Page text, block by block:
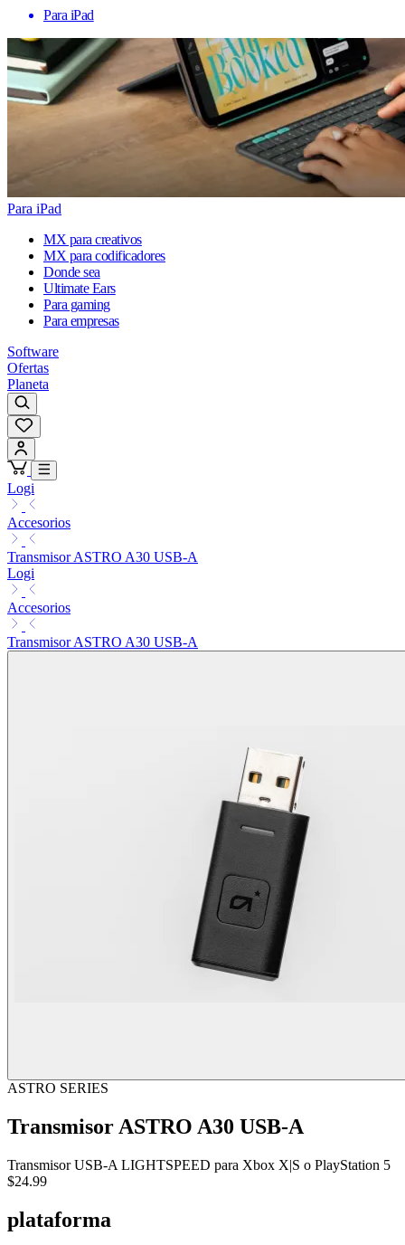
Para iPad
Para iPad
MX para creativos
MX para codificadores
Donde sea
Ultimate Ears
Para gaming
Para empresas
Software
Ofertas
Planeta
Logi
Accesorios
Transmisor ASTRO A30 USB-A
Logi
Accesorios
Transmisor ASTRO A30 USB-A
ASTRO SERIES
Transmisor ASTRO A30 USB-A
Transmisor USB-A LIGHTSPEED para Xbox X|S o PlayStation 5
$24.99
plataforma